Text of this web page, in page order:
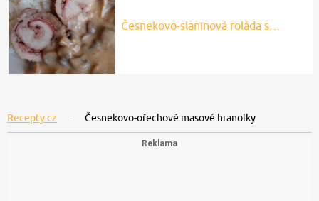
Česnekovo-slaninová roláda s…
Recepty.cz Česnekovo-ořechové masové hranolky